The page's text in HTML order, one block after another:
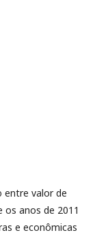
entre valor de
anos de 2011
e econômicas